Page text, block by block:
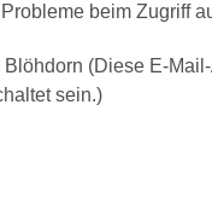
beim Zugriff
Blöhdorn (Diese E-
sein.)